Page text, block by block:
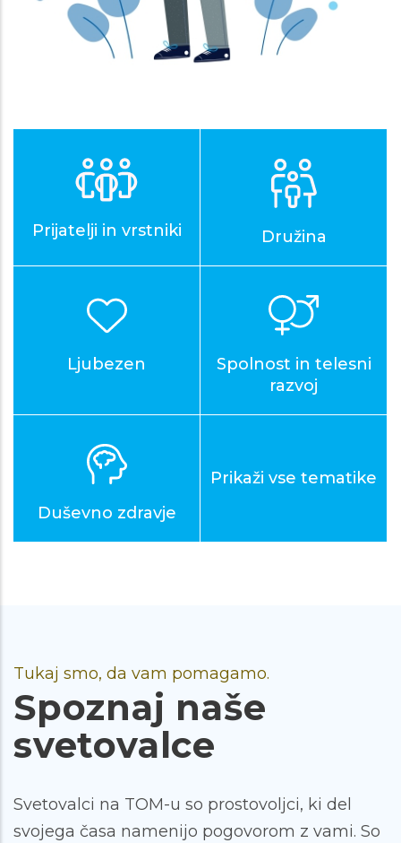
Prijatelji in vrstniki Družina
Ljubezen
Spolnost in telesni
razvoj
Duševno zdravje
Prikaži vse tematike
Tukaj smo, da vam pomagamo.
Spoznaj naše
svetovalce
Svetovalci na TOM-u so prostovoljci, ki del
svojega časa namenijo pogovorom z vami. So